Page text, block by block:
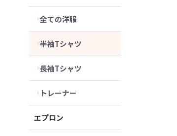
全ての洋服
半袖Tシャツ
長袖Tシャツ
トレーナー
エプロン